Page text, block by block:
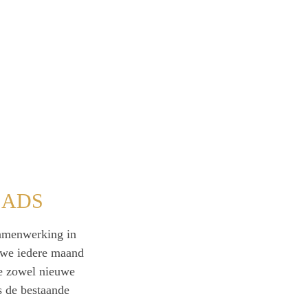
in
iedere maand
zowel nieuwe
bestaande